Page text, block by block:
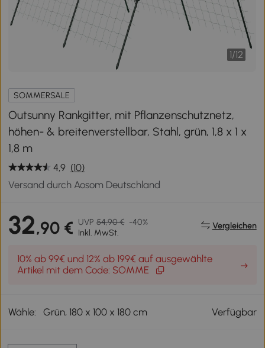
1/12
SOMMERSALE
Outsunny Rankgitter, mit Pflanzenschutznetz,
höhen- & breitenverstellbar, Stahl, grün, 1,8 x 1 x
1,8 m
4,9 (10)
Versand durch Aosom Deutschland
32,90 € UVP 54,90 € -40%
Inkl. MwSt.
Vergleichen
10% ab 99€ und 12% ab 199€ auf ausgewählte
Artikel mit dem Code: SOMME
Wähle: Grün, 180 x 100 x 180 cm Verfügbar